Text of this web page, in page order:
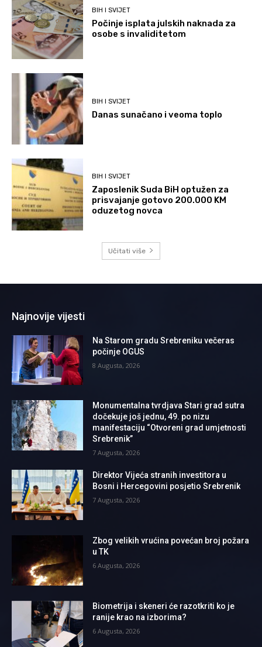
BIH I SVIJET
Počinje isplata julskih naknada za
osobe s invaliditetom
BIH I SVIJET
Danas sunačano i veoma toplo
BIH I SVIJET
Zaposlenik Suda BiH optužen za
prisvajanje gotovo 200.000 KM
oduzetog novca
Učitati više
Najnovije vijesti
Na Starom gradu Srebreniku večeras
počinje OGUS
8 Augusta, 2026
Monumentalna tvrdjava Stari grad sutra
dočekuje još jednu, 49. po nizu
manifestaciju “Otvoreni grad umjetnosti
Srebrenik”
7 Augusta, 2026
Direktor Vijeća stranih investitora u
Bosni i Hercegovini posjetio Srebrenik
7 Augusta, 2026
Zbog velikih vrućina povećan broj požara
u TK
6 Augusta, 2026
Biometrija i skeneri će razotkriti ko je
ranije krao na izborima?
6 Augusta, 2026